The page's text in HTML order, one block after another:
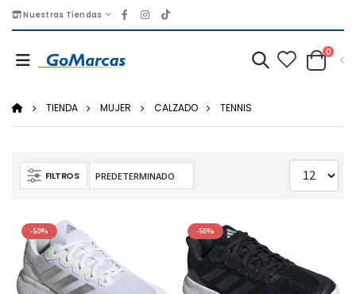
Nuestras Tiendas
0
TIENDA MUJER CALZADO TENNIS
FILTROS
-50% -50%